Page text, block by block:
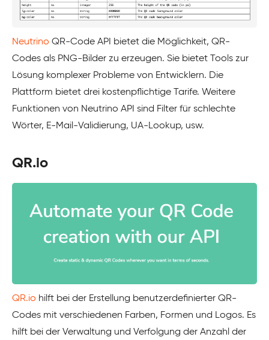
Neutrino QR-Code API bietet die Möglichkeit, QR-
Codes als PNG-Bilder zu erzeugen. Sie bietet Tools zur
Lösung komplexer Probleme von Entwicklern. Die
Plattform bietet drei kostenpflichtige Tarife. Weitere
Funktionen von Neutrino API sind Filter für schlechte
Wörter, E-Mail-Validierung, UA-Lookup, usw.
QR.io
QR.io hilft bei der Erstellung benutzerdefinierter QR-
Codes mit verschiedenen Farben, Formen und Logos. Es
hilft bei der Verwaltung und Verfolgung der Anzahl der